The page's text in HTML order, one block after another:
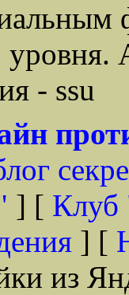
- ssu
] [ Клуб
] [
из